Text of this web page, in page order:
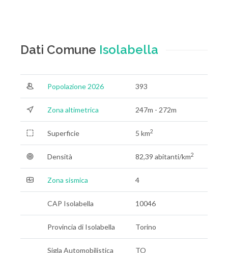
Dati Comune Isolabella
Popolazione 2026 393
Zona altimetrica 247m - 272m
Superficie 5 km2
Densità 82,39 abitanti/km2
Zona sismica 4
CAP Isolabella 10046
Provincia di Isolabella Torino
Sigla Automobilistica TO